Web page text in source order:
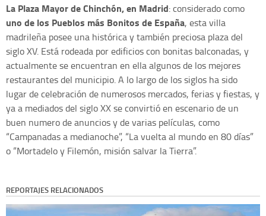
La Plaza Mayor de Chinchón, en Madrid: considerado como
uno de los Pueblos más Bonitos de España, esta villa
madrileña posee una histórica y también preciosa plaza del
siglo XV. Está rodeada por edificios con bonitas balconadas, y
actualmente se encuentran en ella algunos de los mejores
restaurantes del municipio. A lo largo de los siglos ha sido
lugar de celebración de numerosos mercados, ferias y fiestas, y
ya a mediados del siglo XX se convirtió en escenario de un
buen numero de anuncios y de varias películas, como
“Campanadas a medianoche”, “La vuelta al mundo en 80 días”
o “Mortadelo y Filemón, misión salvar la Tierra”.
REPORTAJES RELACIONADOS